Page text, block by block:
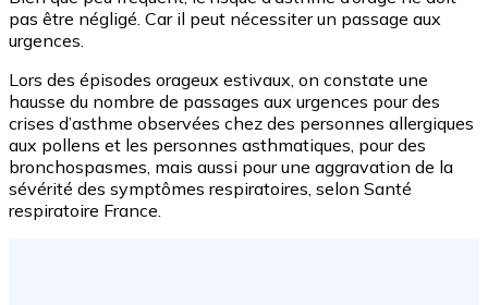
pas être négligé. Car il peut nécessiter un passage aux
urgences.
Lors des épisodes orageux estivaux, on constate une
hausse du nombre de passages aux urgences pour des
crises d’asthme observées chez des personnes allergiques
aux pollens et les personnes asthmatiques, pour des
bronchospasmes, mais aussi pour une aggravation de la
sévérité des symptômes respiratoires, selon Santé
respiratoire France.